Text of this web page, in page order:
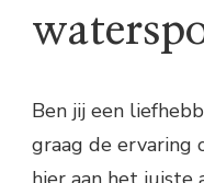
Ben jij een
graag de ervaring